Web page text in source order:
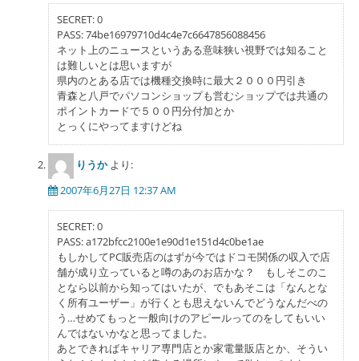
SECRET: 0
PASS: 74be16979710d4c4e7c6647856088456
ネット上のニュースというある意味狭い視野では知ること
は難しいとは思いますが
県内のとある店では機種交換時に最大２０００円引き
青森と八戸でパソコンショップも営むショップでは共通の
ポイントカードで５００円分付加とか
とっくにやってますけどね
りうか より:
2007年6月27日 12:37 AM
SECRET: 0
PASS: a172bfcc2100e1e90d1e151d4c0be1ae
もしかしてPC販売店のはずが今ではドコモ関係の収入で店
舗が成り立っていると噂のあのお店かな？ もしそこのこ
となら以前から知ってはいたが、でもあそこは「なんとな
く所有ユーザー」が行くとも思えないんでどうなんだべの
う…せめてもっと一般向けのアピールってのをしてもいい
んではないかなと思ってました。
あとできればキャリア専門店とか家電量販店とか、そうい